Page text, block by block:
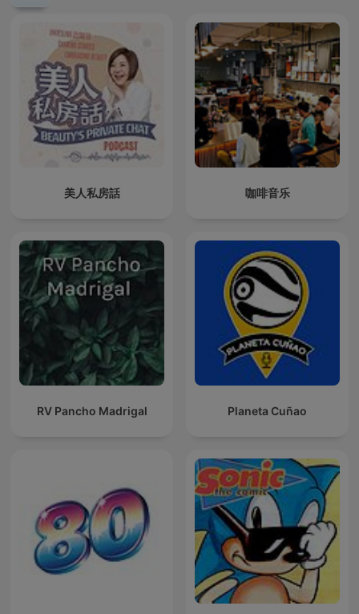
美人私房話 咖啡音乐
RV Pancho Madrigal Planeta Cuñao